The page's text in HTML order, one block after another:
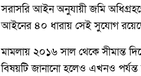
সরাসরি আইন অনুযায়ী জমি
আইনের ৪০ ধারায় সেই সুযোগ
মামলায় ২০১৬ সাল থেকে সীমান্ত
বিষয়টি জানানো হলেও এখনও পর্যন্ত